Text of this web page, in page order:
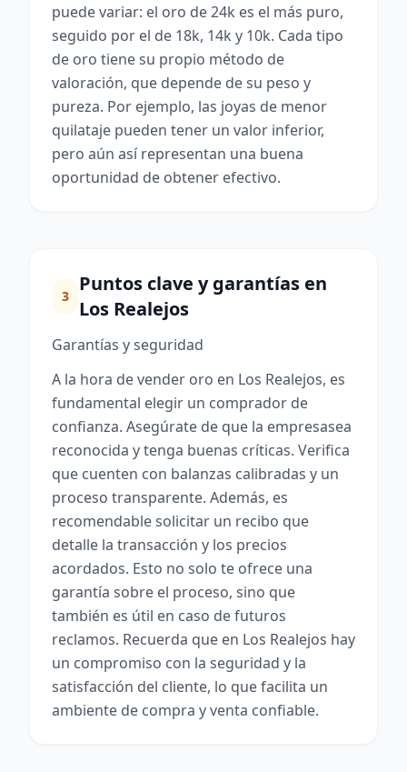
puede variar: el oro de 24k es el más puro,
seguido por el de 18k, 14k y 10k. Cada tipo
de oro tiene su propio método de
valoración, que depende de su peso y
pureza. Por ejemplo, las joyas de menor
quilataje pueden tener un valor inferior,
pero aún así representan una buena
oportunidad de obtener efectivo.
3
Puntos clave y garantías en
Los Realejos
Garantías y seguridad
A la hora de vender oro en Los Realejos, es
fundamental elegir un comprador de
confianza. Asegúrate de que la empresasea
reconocida y tenga buenas críticas. Verifica
que cuenten con balanzas calibradas y un
proceso transparente. Además, es
recomendable solicitar un recibo que
detalle la transacción y los precios
acordados. Esto no solo te ofrece una
garantía sobre el proceso, sino que
también es útil en caso de futuros
reclamos. Recuerda que en Los Realejos hay
un compromiso con la seguridad y la
satisfacción del cliente, lo que facilita un
ambiente de compra y venta confiable.